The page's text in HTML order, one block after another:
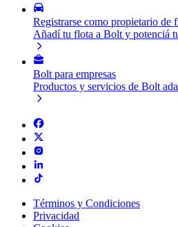
Registrarse como propietario de
Añadí tu flota a Bolt y potenciá
Bolt para empresas
Productos y servicios de Bolt
Términos y Condiciones
Privacidad